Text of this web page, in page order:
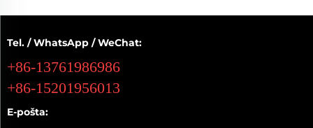
Tel. / WhatsApp / WeChat:
+86-13761986986
+86-15201956013
E-pošta: